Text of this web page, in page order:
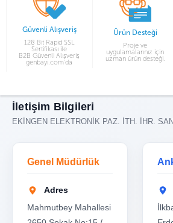
Güvenli Alışveriş
128 Bit Rapid SSL
Sertifikası ile
B2B Güvenli Alışveriş
genbayi.com’da
Ürün Desteği
Proje ve
uygulamalarınız için
uzman ürün desteği.
İletişim Bilgileri
EKİNGEN ELEKTRONİK PAZ. İTH. İHR.
Genel Müdürlük
Adres
Mahmutbey Mahallesi